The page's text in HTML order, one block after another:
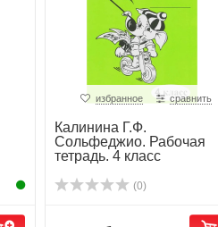
избранное сравнить
Калинина Г.Ф.
Сольфеджио. Рабочая
тетрадь. 4 класс
(0)